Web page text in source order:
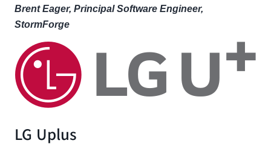
Brent Eager, Principal Software Engineer,
StormForge
LG Uplus